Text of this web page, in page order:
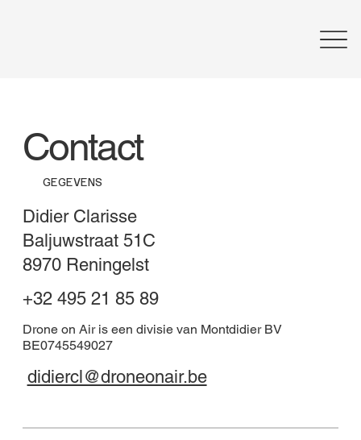
Contact
GEGEVENS
Didier Clarisse
Baljuwstraat 51C
8970 Reningelst
didiercl@droneonair.be
+32 495 21 85 89
Drone on Air is een divisie van Montdidier BV
BE0745549027